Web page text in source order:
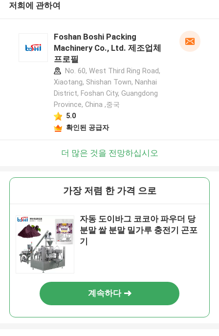
저희에 관하여
Foshan Boshi Packing
Machinery Co., Ltd. 제조업체
프로필
No. 60, West Third Ring Road,
Xiaotang, Shishan Town, Nanhai
District, Foshan City, Guangdong
Province, China ,중국
5.0
확인된 공급자
더 많은 것을 전망하십시오
가장 저렴 한 가격 으로
자동 도이바그 코코아 파우더 당
분말 쌀 분말 밀가루 충전기 곤포
기
계속하다